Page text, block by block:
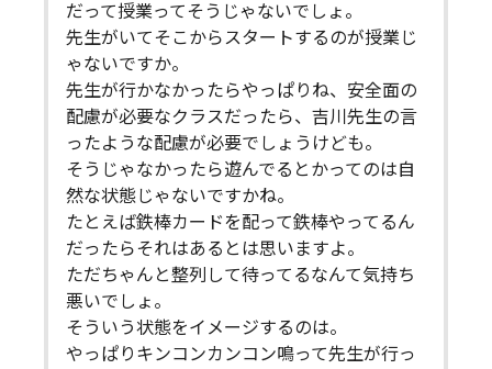
だって授業ってそうじゃないでしょ。
先生がいてそこからスタートするのが授業じ
ゃないですか。
先生が行かなかったらやっぱりね、安全面の
配慮が必要なクラスだったら、吉川先生の言
ったような配慮が必要でしょうけども。
そうじゃなかったら遊んでるとかってのは自
然な状態じゃないですかね。
たとえば鉄棒カードを配って鉄棒やってるん
だったらそれはあるとは思いますよ。
ただちゃんと整列して待ってるなんて気持ち
悪いでしょ。
そういう状態をイメージするのは。
やっぱりキンコンカンコン鳴って先生が行っ